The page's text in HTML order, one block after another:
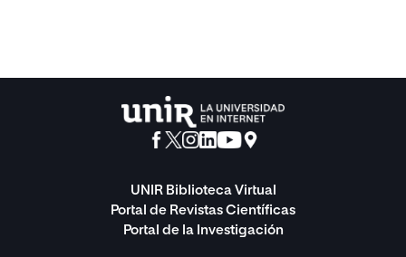
UNIR Biblioteca Virtual
Portal de Revistas Científicas
Portal de la Investigación